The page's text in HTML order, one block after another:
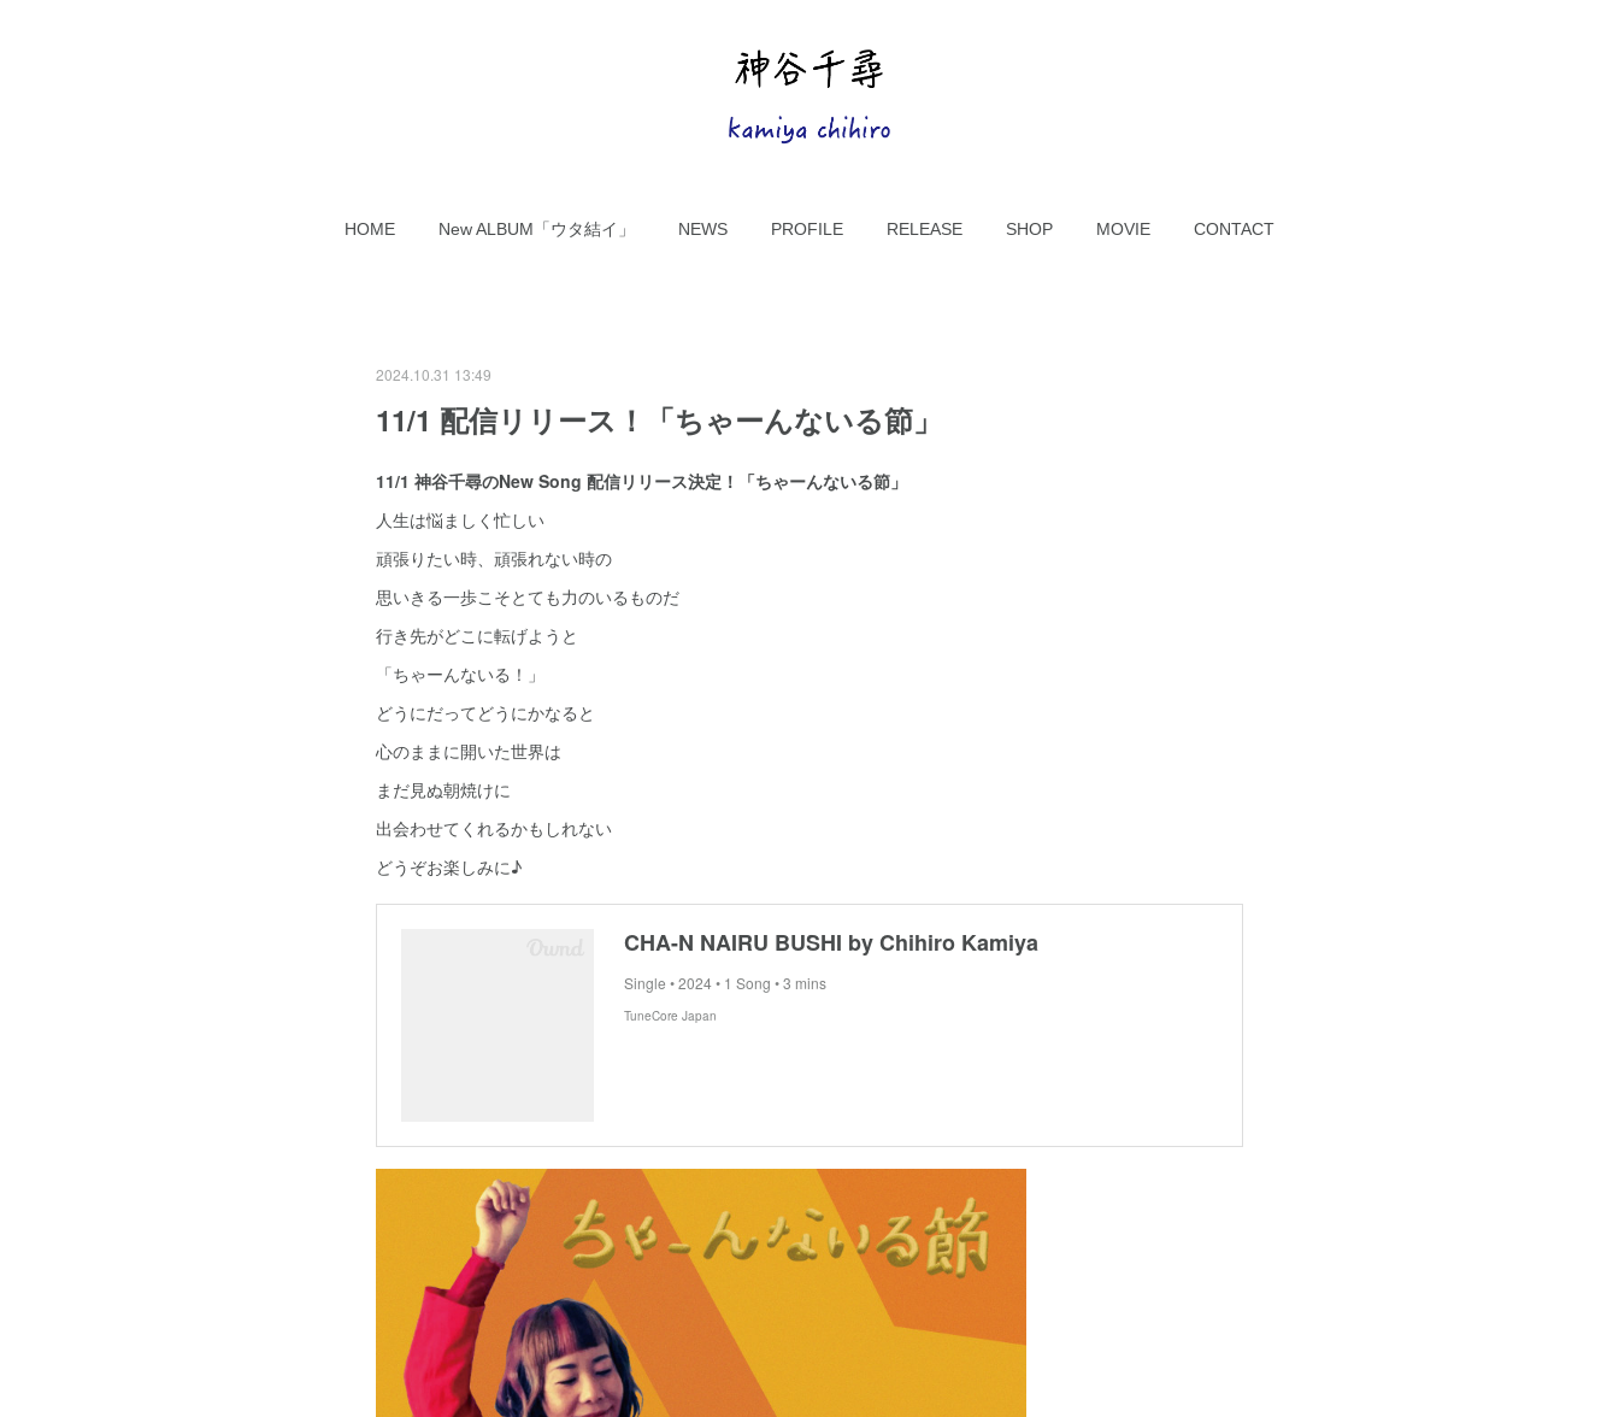
HOME New ALBUM「ウタ結イ」 NEWS PROFILE RELEASE SHOP MOVIE CONTACT
2024.10.31 13:49
11/1 配信リリース！「ちゃーんないる節」
11/1 神谷千尋のNew Song 配信リリース決定！「ちゃーんないる節」
人生は悩ましく忙しい
頑張りたい時、頑張れない時の
思いきる一歩こそとても力のいるものだ
行き先がどこに転げようと
「ちゃーんないる！」
どうにだってどうにかなると
心のままに開いた世界は
まだ見ぬ朝焼けに
出会わせてくれるかもしれない
どうぞお楽しみに♪
CHA-N NAIRU BUSHI by Chihiro Kamiya
Single • 2024 • 1 Song • 3 mins
TuneCore Japan